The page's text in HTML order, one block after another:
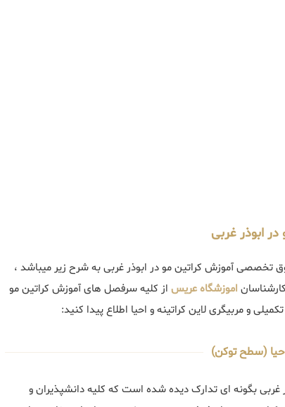
ابوذر غربی
آموزش کراتین مو در ابوذر غربی به شرح زیر میباشد ،
اموزشگاه عریس از کلیه سرفصل های آموزش کراتین مو
و مربیگری لاین کراتینه و احیا اطلاع پیدا کنید:
و احیا (سطح توکن)
بگونه ای تدارک دیده شده است که کلیه دانشپذیران و